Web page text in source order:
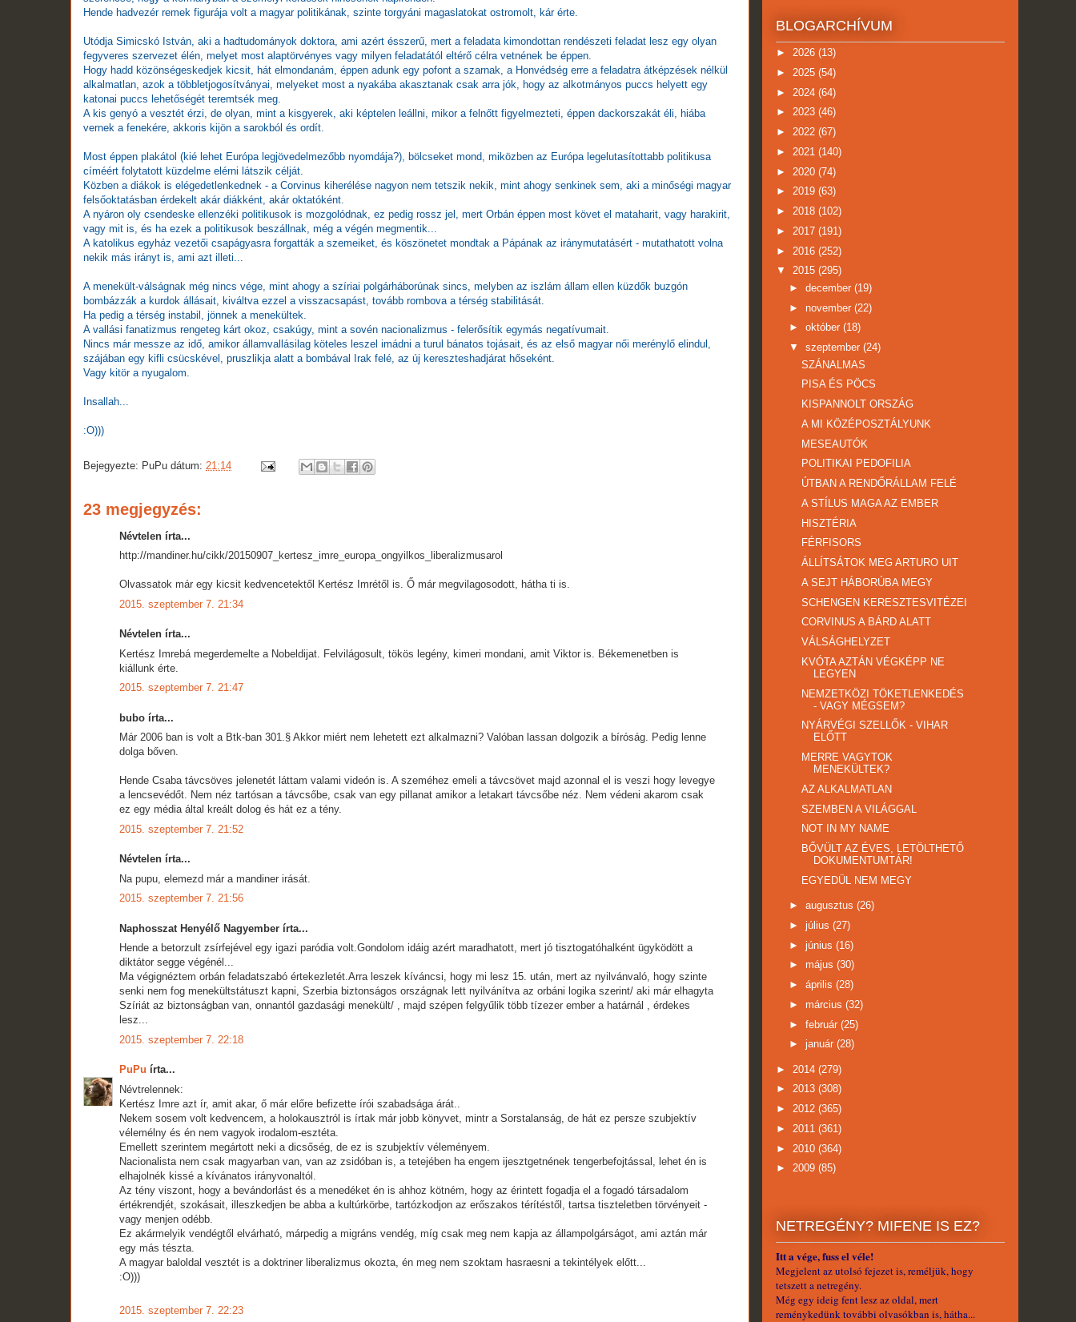
Hende hadvezér remek figurája volt a magyar politikának, szinte torgyáni magaslatokat ostromolt, kár érte.
Utódja Simicskó István, aki a hadtudományok doktora, ami azért ésszerű, mert a feladata kimondottan rendészeti feladat lesz egy olyan
fegyveres szervezet élén, melyet most alaptörvényes vagy milyen feladatától eltérő célra vetnének be éppen.
Hogy hadd közönségeskedjek kicsit, hát elmondanám, éppen adunk egy pofont a szarnak, a Honvédség erre a feladatra átképzések nélkül
alkalmatlan, azok a többletjogosítványai, melyeket most a nyakába akasztanak csak arra jók, hogy az alkotmányos puccs helyett egy
katonai puccs lehetőségét teremtsék meg.
A kis genyó a vesztét érzi, de olyan, mint a kisgyerek, aki képtelen leállni, mikor a felnőtt figyelmezteti, éppen dackorszakát éli, hiába
vernek a fenekére, akkoris kijön a sarokból és ordít.
Most éppen plakátol (kié lehet Európa legjövedelmezőbb nyomdája?), bölcseket mond, miközben az Európa legelutasítottabb politikusa
címéért folytatott küzdelme elérni látszik célját.
Közben a diákok is elégedetlenkednek - a Corvinus kiherélése nagyon nem tetszik nekik, mint ahogy senkinek sem, aki a minőségi magyar
felsőoktatásban érdekelt akár diákként, akár oktatóként.
A nyáron oly csendeske ellenzéki politikusok is mozgolódnak, ez pedig rossz jel, mert Orbán éppen most követ el mataharit, vagy harakirit,
vagy mit is, és ha ezek a politikusok beszállnak, még a végén megmentik...
A katolikus egyház vezetői csapágyasra forgatták a szemeiket, és köszönetet mondtak a Pápának az iránymutatásért - mutathatott volna
nekik más irányt is, ami azt illeti...
A menekült-válságnak még nincs vége, mint ahogy a szíriai polgárháborúnak sincs, melyben az iszlám állam ellen küzdők buzgón
bombázzák a kurdok állásait, kiváltva ezzel a visszacsapást, tovább rombova a térség stabilitását.
Ha pedig a térség instabil, jönnek a menekültek.
A vallási fanatizmus rengeteg kárt okoz, csakúgy, mint a sovén nacionalizmus - felerősítik egymás negatívumait.
Nincs már messze az idő, amikor államvallásilag köteles leszel imádni a turul bánatos tojásait, és az első magyar női merénylő elindul,
szájában egy kifli csücskével, pruszlikja alatt a bombával Irak felé, az új kereszteshadjárat hőseként.
Vagy kitör a nyugalom.
Insallah...
:O)))
Bejegyezte: PuPu dátum: 21:14
23 megjegyzés:
Névtelen írta...
http://mandiner.hu/cikk/20150907_kertesz_imre_europa_ongyilkos_liberalizmusarol
Olvassatok már egy kicsit kedvencetektől Kertész Imrétől is. Ő már megvilagosodott, hátha ti is.
2015. szeptember 7. 21:34
Névtelen írta...
Kertész Imrebá megerdemelte a Nobeldijat. Felvilágosult, tökös legény, kimeri mondani, amit Viktor is. Békemenetben is
kiállunk érte.
2015. szeptember 7. 21:47
bubo írta...
Már 2006 ban is volt a Btk-ban 301.§ Akkor miért nem lehetett ezt alkalmazni? Valóban lassan dolgozik a bíróság. Pedig lenne
dolga bőven.
Hende Csaba távcsöves jelenetét láttam valami videón is. A szeméhez emeli a távcsövet majd azonnal el is veszi hogy levegye
a lencsevédőt. Nem néz tartósan a távcsőbe, csak van egy pillanat amikor a letakart távcsőbe néz. Nem védeni akarom csak
ez egy média által kreált dolog és hát ez a tény.
2015. szeptember 7. 21:52
Névtelen írta...
Na pupu, elemezd már a mandiner irását.
2015. szeptember 7. 21:56
Naphosszat Henyélő Nagyember írta...
Hende a betorzult zsírfejével egy igazi paródia volt.Gondolom idáig azért maradhatott, mert jó tisztogatóhalként ügyködött a
diktátor segge végénél...
Ma végignéztem orbán feladatszabó értekezletét.Arra leszek kíváncsi, hogy mi lesz 15. után, mert az nyilvánvaló, hogy szinte
senki nem fog menekültstátuszt kapni, Szerbia biztonságos országnak lett nyilvánítva az orbáni logika szerint/ aki már elhagyta
Szíriát az biztonságban van, onnantól gazdasági menekült/ , majd szépen felgyűlik több tízezer ember a határnál , érdekes
lesz...
2015. szeptember 7. 22:18
PuPu írta...
Névtrelennek:
Kertész Imre azt ír, amit akar, ő már előre befizette írói szabadsága árát..
Nekem sosem volt kedvencem, a holokausztról is írtak már jobb könyvet, mintr a Sorstalanság, de hát ez persze szubjektív
vélemélny és én nem vagyok irodalom-esztéta.
Emellett szerintem megártott neki a dicsőség, de ez is szubjektív véleményem.
Nacionalista nem csak magyarban van, van az zsidóban is, a tetejében ha engem ijesztgetnének tengerbefojtással, lehet én is
elhajolnék kissé a kívánatos irányvonaltól.
Az tény viszont, hogy a bevándorlást és a menedéket én is ahhoz kötném, hogy az érintett fogadja el a fogadó társadalom
értékrendjét, szokásait, illeszkedjen be abba a kultúrkörbe, tartózkodjon az erőszakos térítéstől, tartsa tiszteletben törvényeit -
vagy menjen odébb.
Ez akármelyik vendégtől elvárható, márpedig a migráns vendég, míg csak meg nem kapja az állampolgárságot, ami aztán már
egy más tészta.
A magyar baloldal vesztét is a doktriner liberalizmus okozta, én meg nem szoktam hasraesni a tekintélyek előtt...
:O)))
2015. szeptember 7. 22:23
BLOGARCHÍVUM
► 2026 (13)
► 2025 (54)
► 2024 (64)
► 2023 (46)
► 2022 (67)
► 2021 (140)
► 2020 (74)
► 2019 (63)
► 2018 (102)
► 2017 (191)
► 2016 (252)
▼ 2015 (295)
► december (19)
► november (22)
► október (18)
▼ szeptember (24)
SZÁNALMAS
PISA ÉS PÖCS
KISPANNOLT ORSZÁG
A MI KÖZÉPOSZTÁLYUNK
MESEAUTÓK
POLITIKAI PEDOFILIA
ÚTBAN A RENDŐRÁLLAM FELÉ
A STÍLUS MAGA AZ EMBER
HISZTÉRIA
FÉRFISORS
ÁLLÍTSÁTOK MEG ARTURO UIT
A SEJT HÁBORÚBA MEGY
SCHENGEN KERESZTESVITÉZEI
CORVINUS A BÁRD ALATT
VÁLSÁGHELYZET
KVÓTA AZTÁN VÉGKÉPP NE
LEGYEN
NEMZETKÖZI TÖKETLENKEDÉS
- VAGY MÉGSEM?
NYÁRVÉGI SZELLŐK - VIHAR
ELŐTT
MERRE VAGYTOK
MENEKÜLTEK?
AZ ALKALMATLAN
SZEMBEN A VILÁGGAL
NOT IN MY NAME
BŐVÜLT AZ ÉVES, LETÖLTHETŐ
DOKUMENTUMTÁR!
EGYEDÜL NEM MEGY
► augusztus (26)
► július (27)
► június (16)
► május (30)
► április (28)
► március (32)
► február (25)
► január (28)
► 2014 (279)
► 2013 (308)
► 2012 (365)
► 2011 (361)
► 2010 (364)
► 2009 (85)
NETREGÉNY? MIFENE IS EZ?
Itt a vége, fuss el véle!
Megjelent az utolsó fejezet is, reméljük, hogy
tetszett a netregény.
Még egy ideig fent lesz az oldal, mert
reménykedünk további olvasókban is, hátha...